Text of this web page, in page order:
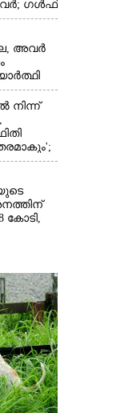
ഗൾഫ്
രൂക്ഷം
അവർ
നിന്ന്
മുൻ
കോടി,